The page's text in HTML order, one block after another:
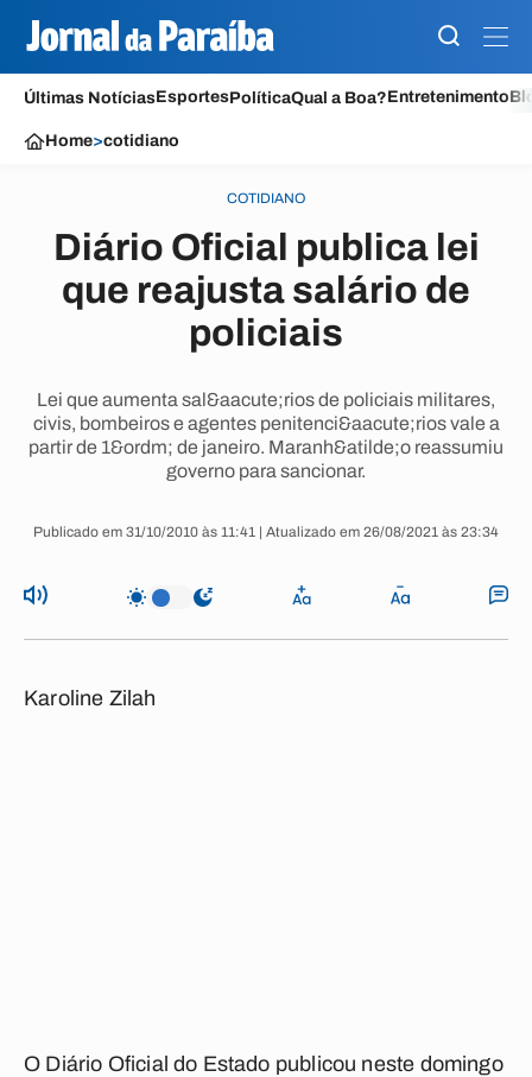
Últimas NotíciasEsportesPolíticaQual a Boa?Entretenimento
Home>cotidiano
COTIDIANO
Diário Oficial publica lei
que reajusta salário de
policiais
Lei que aumenta sal&aacute;rios de policiais militares,
civis, bombeiros e agentes penitenci&aacute;rios vale a
partir de 1&ordm; de janeiro. Maranh&atilde;o reassumiu
governo para sancionar.
Publicado em 31/10/2010 às 11:41 | Atualizado em 26/08/2021 às 23:34
Karoline Zilah
O Diário Oficial do Estado publicou neste domingo